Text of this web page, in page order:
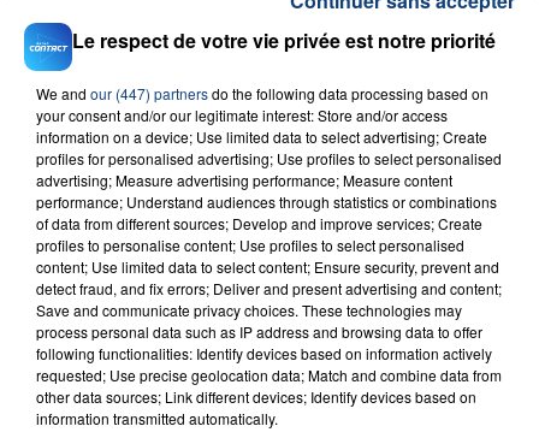
23 juillet 2026
INCENDIE MORTEL À LENS : UNE FEMME ET
SON BÉBÉ ENTRE LA VIE ET LA...
Un homme s'est immolé par le feu après avoir
aspergé sa compagne et leur bébé de trois mois
d'un liquide inflammable.
20 juillet 2026
UNE ADOLESCENTE DEVANT SE FAIRE
OPÉRER DE LA CHEVILLE RESSORT DE LA...
La famille a porté plainte contre la clinique qui a
Le respect de votre vie privée est notre priorité
We and our (447) partnersdo the following data processing based on
your consent and/or our legitimate interest: Store and/or access
information on a device; Use limited data to select advertising; Create
profiles for personalised advertising; Use profiles to select personalised
advertising; Measure advertising performance; Measure content
performance; Understand audiences through statistics or combinations
of data from different sources; Develop and improve services; Create
profiles to personalise content; Use profiles to select personalised
content; Use limited data to select content; Ensure security, prevent and
detect fraud, and fix errors; Deliver and present advertising and content;
Save and communicate privacy choices. These technologies may
process personal data such as IP address and browsing data to offer
following functionalities: Identify devices based on information actively
requested; Use precise geolocation data; Match and combine data from
other data sources; Link different devices; Identify devices based on
information transmitted automatically.